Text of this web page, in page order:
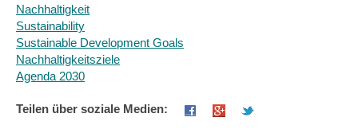
Nachhaltigkeit
Sustainability
Sustainable Development Goals
Nachhaltigkeitsziele
Agenda 2030
Teilen über soziale Medien: